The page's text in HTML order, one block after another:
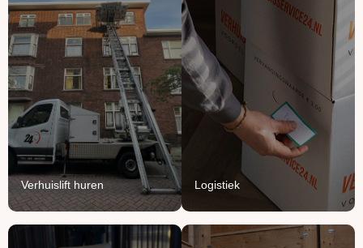
Verhuislift huren
Verhuislift
huren
Breng je verhuizing naar
grote hoogte met onze
verhuisliften.
Lees Meer
Logistiek
Logistiek
We vullen onze vrachten
aan met jouw meubels en
producten.